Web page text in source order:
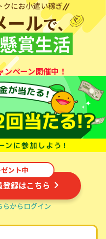
クにお小遣い稼ぎ
ールで、
懸賞生活
ペーン開催中！
ント中
録はこちら
らからログイン